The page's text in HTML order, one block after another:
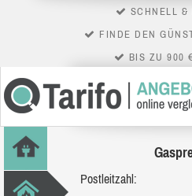
SCHNELL &
FINDE DEN
BIS ZU 900
Postleitzahl: